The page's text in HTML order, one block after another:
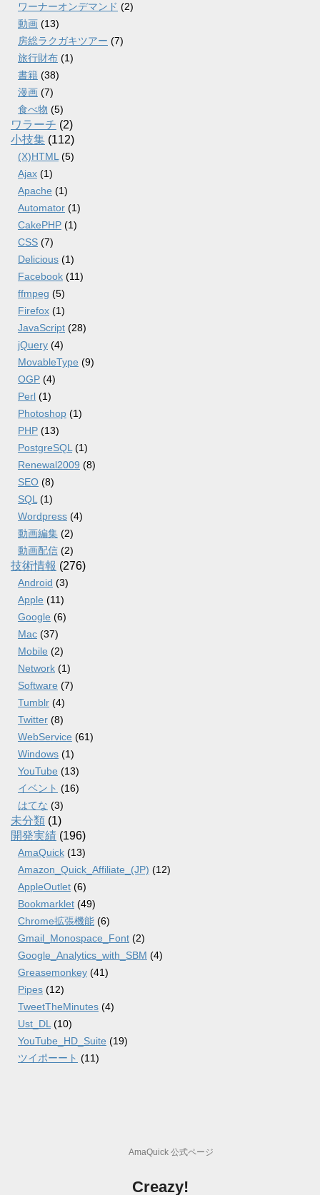
ワーナーオンデマンド (2)
動画 (13)
房総ラクガキツアー (7)
旅行財布 (1)
書籍 (38)
漫画 (7)
食べ物 (5)
ワラーチ (2)
小技集 (112)
(X)HTML (5)
Ajax (1)
Apache (1)
Automator (1)
CakePHP (1)
CSS (7)
Delicious (1)
Facebook (11)
ffmpeg (5)
Firefox (1)
JavaScript (28)
jQuery (4)
MovableType (9)
OGP (4)
Perl (1)
Photoshop (1)
PHP (13)
PostgreSQL (1)
Renewal2009 (8)
SEO (8)
SQL (1)
Wordpress (4)
動画編集 (2)
動画配信 (2)
技術情報 (276)
Android (3)
Apple (11)
Google (6)
Mac (37)
Mobile (2)
Network (1)
Software (7)
Tumblr (4)
Twitter (8)
WebService (61)
Windows (1)
YouTube (13)
イベント (16)
はてな (3)
未分類 (1)
開発実績 (196)
AmaQuick (13)
Amazon_Quick_Affiliate_(JP) (12)
AppleOutlet (6)
Bookmarklet (49)
Chrome拡張機能 (6)
Gmail_Monospace_Font (2)
Google_Analytics_with_SBM (4)
Greasemonkey (41)
Pipes (12)
TweetTheMinutes (4)
Ust_DL (10)
YouTube_HD_Suite (19)
ツイポーート (11)
AmaQuick 公式ページ
Creazy!